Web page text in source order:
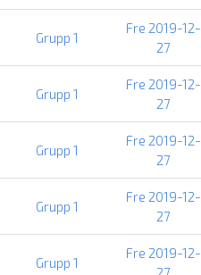
Grupp 1
Fre 2019-12-
27
Grupp 1
Fre 2019-12-
27
Grupp 1
Fre 2019-12-
27
Grupp 1
Fre 2019-12-
27
Grupp 1
Fre 2019-12-